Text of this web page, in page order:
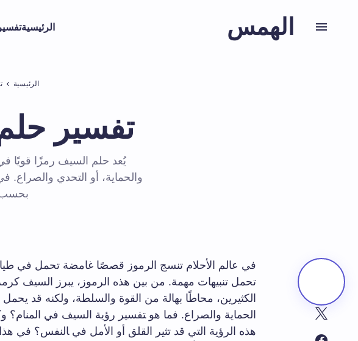
الهمس الرئيسية
الرئيسية
تفسير
يُعد حلم السيف رمزًا قويًا في
والحماية، أو التحدي
بحسب
في عالم الأحلام‌ تنسج الرموز‌ قصصًا غامضة تحمل في
تحمل ⁤تنبيهات مهمة. ⁣من بين ‌هذه الرموز،⁢ يبرز السيف
الكثيرين، محاطًا بهالة من القوة والسلطة،⁢ ولكنه قد
الحماية ⁤والصراع. ⁤فما هو ‍تفسير رؤية⁢ السيف في
هذه الرؤية التي قد​ تثير القلق أو الأمل‌ في ‍النفس؟ في